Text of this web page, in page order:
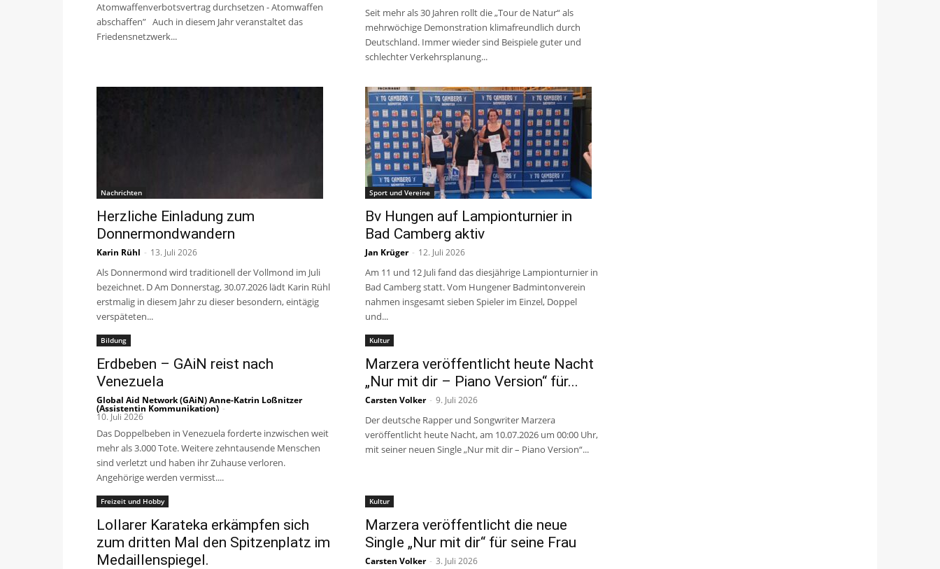
Atomwaffenverbotsvertrag durchsetzen - Atomwaffen
abschaffen” Auch in diesem Jahr veranstaltet das
Friedensnetzwerk...
Seit mehr als 30 Jahren rollt die „Tour de Natur“ als
mehrwöchige Demonstration klimafreundlich durch
Deutschland. Immer wieder sind Beispiele guter und
schlechter Verkehrsplanung...
Nachrichten
Herzliche Einladung zum
Donnermondwandern
Karin Rühl - 13. Juli 2026
Als Donnermond wird traditionell der Vollmond im Juli
bezeichnet. D Am Donnerstag, 30.07.2026 lädt Karin Rühl
erstmalig in diesem Jahr zu dieser besondern, eintägig
verspäteten...
Sport und Vereine
Bv Hungen auf Lampionturnier in
Bad Camberg aktiv
Jan Krüger - 12. Juli 2026
Am 11 und 12 Juli fand das diesjährige Lampionturnier in
Bad Camberg statt. Vom Hungener Badmintonverein
nahmen insgesamt sieben Spieler im Einzel, Doppel
und...
Bildung
Erdbeben – GAiN reist nach
Venezuela
Global Aid Network (GAiN) Anne-Katrin Loßnitzer
(Assistentin Kommunikation) -
10. Juli 2026
Das Doppelbeben in Venezuela forderte inzwischen weit
mehr als 3.000 Tote. Weitere zehntausende Menschen
sind verletzt und haben ihr Zuhause verloren.
Angehörige werden vermisst....
Kultur
Marzera veröffentlicht heute Nacht
„Nur mit dir – Piano Version“ für...
Carsten Volker - 9. Juli 2026
Der deutsche Rapper und Songwriter Marzera
veröffentlicht heute Nacht, am 10.07.2026 um 00:00 Uhr,
mit seiner neuen Single „Nur mit dir – Piano Version“...
Freizeit und Hobby
Lollarer Karateka erkämpfen sich
zum dritten Mal den Spitzenplatz im
Medaillenspiegel.
Kultur
Marzera veröffentlicht die neue
Single „Nur mit dir“ für seine Frau
Carsten Volker - 3. Juli 2026